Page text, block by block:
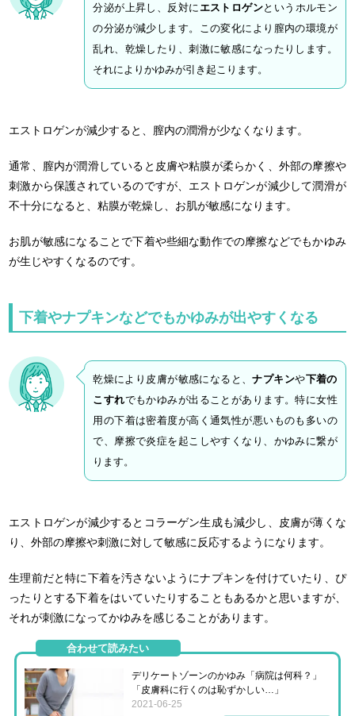
分泌が上昇し、反対に エストロゲンというホルモン
の分泌が減少します。この変化により膣内の環境が
乱れ、乾燥したり、刺激に敏感になったりします。
それによりかゆみが引き起こります。
エストロゲンが減少すると、膣内の潤滑が少なくなります。
通常、膣内が潤滑していると皮膚や粘膜が柔らかく、外部の摩擦や
刺激から保護されているのですが、エストロゲンが減少して潤滑が
不十分になると、粘膜が乾燥し、お肌が敏感になります。
お肌が敏感になることで下着や些細な動作での摩擦などでもかゆみ
が生じやすくなるのです。
下着やナプキンなどでもかゆみが出やすくなる
乾燥により皮膚が敏感になると、ナプキンや下着の
こすれでもかゆみが出ることがあります。特に女性
用の下着は密着度が高く通気性が悪いものも多いの
で、摩擦で炎症を起こしやすくなり、かゆみに繋が
ります。
エストロゲンが減少するとコラーゲン生成も減少し、皮膚が薄くな
り、外部の摩擦や刺激に対して敏感に反応するようになります。
生理前だと特に下着を汚さないようにナプキンを付けていたり、ぴ
ったりとする下着をはいていたりすることもあるかと思いますが、
それが刺激になってかゆみを感じることがあります。
合わせて読みたい
デリケートゾーンのかゆみ「病院は何科？」
「皮膚科に行くのは恥ずかしい…」
2021-06-25